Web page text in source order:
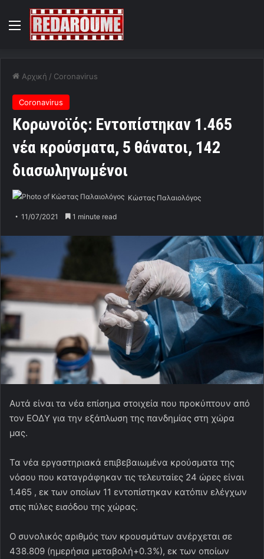
Menu
Αρχική / Coronavirus
Coronavirus
Κορωνοϊός: Εντοπίστηκαν 1.465
νέα κρούσματα, 5 θάνατοι, 142
διασωληνωμένοι
Κώστας Παλαιολόγος
11/07/2021 1 minute read
Αυτά είναι τα νέα επίσημα στοιχεία που προκύπτουν από
τον ΕΟΔΥ για την εξάπλωση της πανδημίας στη χώρα
μας.
Τα νέα εργαστηριακά επιβεβαιωμένα κρούσματα της
νόσου που καταγράφηκαν τις τελευταίες 24 ώρες είναι
1.465 , εκ των οποίων 11 εντοπίστηκαν κατόπιν ελέγχων
στις πύλες εισόδου της χώρας.
Ο συνολικός αριθμός των κρουσμάτων ανέρχεται σε
438.809 (ημερήσια μεταβολή+0.3%), εκ των οποίων